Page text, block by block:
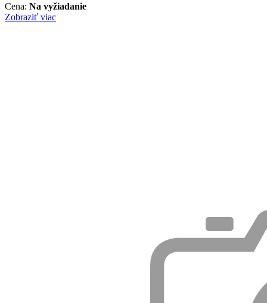
Cena: Na vyžiadanie
Zobraziť viac